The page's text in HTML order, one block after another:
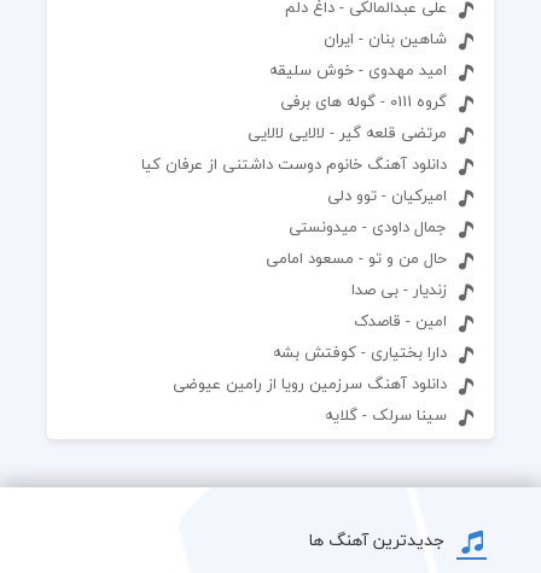
علی عبدالمالکی - داغ دلم
شاهین بنان - ایران
امید مهدوی - خوش سلیقه
گروه 0111 - گوله های برفی
مرتضی قلعه گیر - لالایی لالایی
دانلود آهنگ خانوم دوست داشتنی از عرفان کیا
امیرکیان - توو دلی
جمال داودی - میدونستی
حال من و تو - مسعود امامی
زندیار - بی صدا
امین - قاصدک
دارا بختیاری - کوفتش بشه
دانلود آهنگ سرزمین رویا از رامین عیوضی
سینا سرلک - گلایه
جدیدترین آهنگ ها